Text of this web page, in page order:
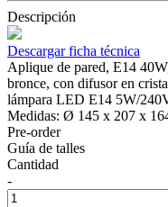
Descripción
Descargar ficha técnica
Aplique de pared, E14
bronce, con difusor en
lámpara LED E14 5W/
Medidas: Ø 145 x 207 x
Pre-order
Guía de talles
Cantidad
-